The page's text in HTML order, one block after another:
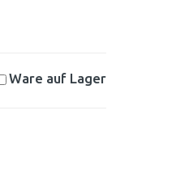
Ware auf Lager